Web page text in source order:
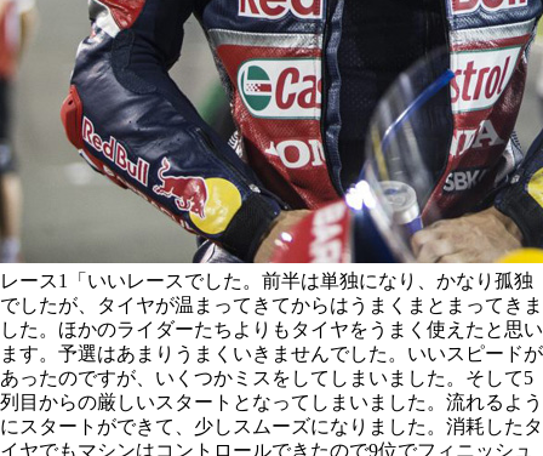
レース1「いいレースでした。前半は単独になり、かなり孤独
でしたが、タイヤが温まってきてからはうまくまとまってきま
した。ほかのライダーたちよりもタイヤをうまく使えたと思い
ます。予選はあまりうまくいきませんでした。いいスピードが
あったのですが、いくつかミスをしてしまいました。そして5
列目からの厳しいスタートとなってしまいました。流れるよう
にスタートができて、少しスムーズになりました。消耗したタ
イヤでもマシンはコントロールできたので9位でフィニッシュ